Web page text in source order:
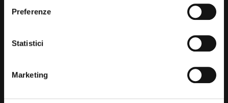
tutti” o selezionando le diverse categorie di cookies
Preferenze
Statistici
Marketing
Via Giuditta Pasta 2, Como (CO) 22100